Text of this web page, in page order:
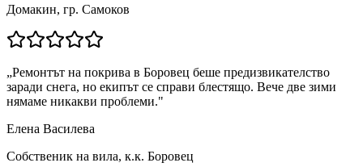
Домакин, гр. Самоков
„Ремонтът на покрива в Боровец беше предизвикателство
заради снега, но екипът се справи блестящо. Вече две зими
нямаме никакви проблеми."
Елена Василева
Собственик на вила, к.к. Боровец